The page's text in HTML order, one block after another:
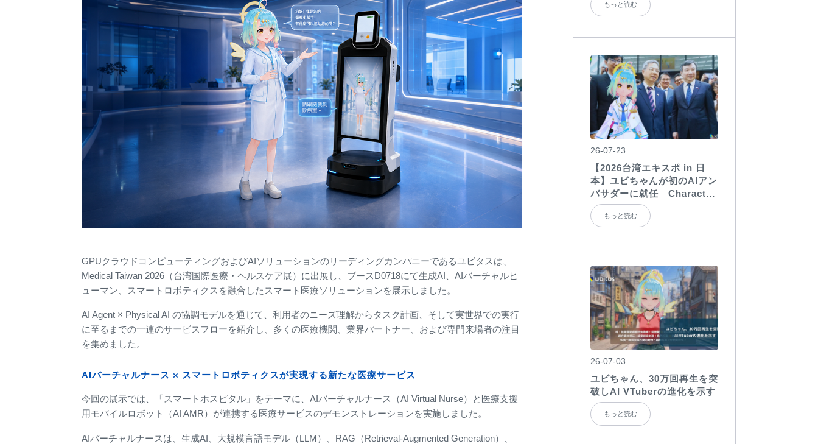
GPUクラウドコンピューティングおよびAIソリューションのリーディングカンパニーであるユビタスは、
Medical Taiwan 2026（台湾国際医療・ヘルスケア展）に出展し、ブースD0718にて生成AI、AIバーチャルヒ
ューマン、スマートロボティクスを融合したスマート医療ソリューションを展示しました。
AI Agent × Physical AI の協調モデルを通じて、利用者のニーズ理解からタスク計画、そして実世界での実行
に至るまでの一連のサービスフローを紹介し、多くの医療機関、業界パートナー、および専門来場者の注目
を集めました。
AIバーチャルナース × スマートロボティクスが実現する新たな医療サービス
今回の展示では、「スマートホスピタル」をテーマに、AIバーチャルナース（AI Virtual Nurse）と医療支援
用モバイルロボット（AI AMR）が連携する医療サービスのデモンストレーションを実施しました。
AIバーチャルナースは、生成AI、大規模言語モデル（LLM）、RAG（Retrieval-Augmented Generation）、
もっと読む
26-07-23
【2026台湾エキスポ in 日
本】ユビちゃんが初のAIアン
バサダーに就任 Character
Agentの国際展示会での活用
を実証もっと読む
26-07-03
ユビちゃん、30万回再生を突
破しAI VTuberの進化を示す
もっと読む